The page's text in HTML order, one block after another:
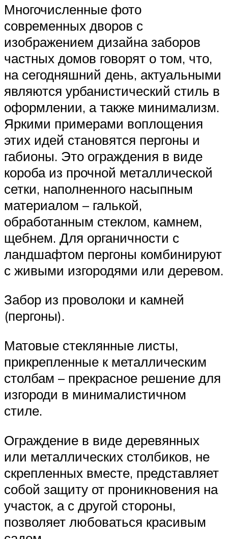
Многочисленные фото
современных дворов с
изображением дизайна заборов
частных домов говорят о том, что,
на сегодняшний день, актуальными
являются урбанистический стиль в
оформлении, а также минимализм.
Яркими примерами воплощения
этих идей становятся пергоны и
габионы. Это ограждения в виде
короба из прочной металлической
сетки, наполненного насыпным
материалом – галькой,
обработанным стеклом, камнем,
щебнем. Для органичности с
ландшафтом пергоны комбинируют
с живыми изгородями или деревом.
Забор из проволоки и камней
(пергоны).
Матовые стеклянные листы,
прикрепленные к металлическим
столбам – прекрасное решение для
изгороди в минималистичном
стиле.
Ограждение в виде деревянных
или металлических столбиков, не
скрепленных вместе, представляет
собой защиту от проникновения на
участок, а с другой стороны,
позволяет любоваться красивым